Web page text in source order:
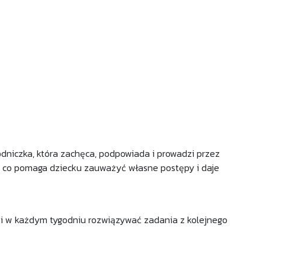
która zachęca, podpowiada i prowadzi przez
pomaga dziecku zauważyć własne postępy i daje
każdym tygodniu rozwiązywać zadania z kolejnego